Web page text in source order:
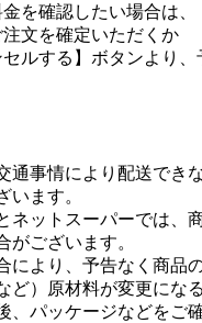
を確認したい場合は、
文を確定いただくか
セルする】ボタンより
通事情により配送でき
います。
ネットスーパーでは、
がございます。
により、予告なく商品
ど）原材料が変更にな
、パッケージなどをご